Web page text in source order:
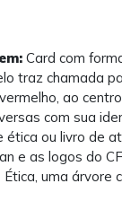
Card com
traz chamada
ao
com sua
ética ou livro de
e as logos do
uma árvore